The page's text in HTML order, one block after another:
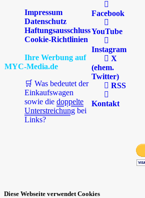
Impressum
Datenschutz
Haftungsausschluss
Cookie-Richtlinien
Ihre Werbung auf
MYC-Media.de
🛒 Was bedeutet der
Einkaufswagen
sowie die doppelte
Unterstreichung bei
Links?
Facebook
YouTube
Instagram
X
(ehem.
Twitter)
RSS
Kontakt
Diese Webseite verwendet Cookies